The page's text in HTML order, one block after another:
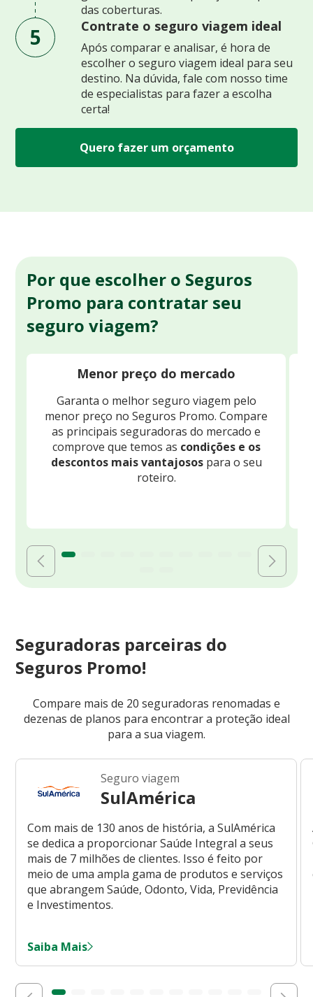
das coberturas.
5 Contrate o seguro viagem ideal
Após comparar e analisar, é hora de
escolher o seguro viagem ideal para seu
destino. Na dúvida, fale com nosso time
de especialistas para fazer a escolha
certa!
Quero fazer um orçamento
Por que escolher o Seguros
Promo para contratar seu
seguro viagem?
Menor preço do mercado
Garanta o melhor seguro viagem pelo
menor preço no Seguros Promo. Compare
as principais seguradoras do mercado e
comprove que temos as condições e os
descontos mais vantajosospara o seu
roteiro.
Seguradoras parceiras do
Seguros Promo!
Compare mais de 20 seguradoras renomadas e
dezenas de planos para encontrar a proteção ideal
para a sua viagem.
Seguro viagem
SulAmérica
Com mais de 130 anos de história, a SulAmérica
se dedica a proporcionar Saúde Integral a seus
mais de 7 milhões de clientes. Isso é feito por
meio de uma ampla gama de produtos e serviços
que abrangem Saúde, Odonto, Vida, Previdência
e Investimentos.
Saiba Mais